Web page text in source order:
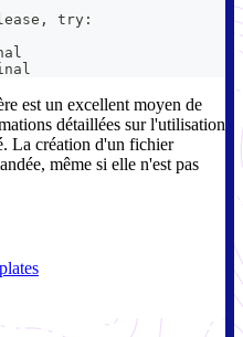
try:
est un excellent moyen de
détaillées sur l'utilisation
La création d'un fichier
même si elle n'est pas